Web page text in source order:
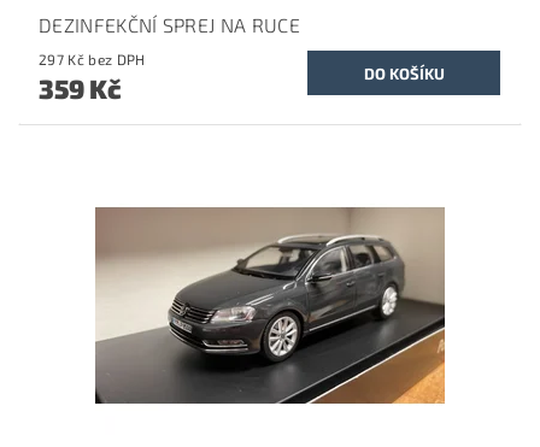
DEZINFEKČNÍ SPREJ NA RUCE
297 Kč bez DPH
359 Kč